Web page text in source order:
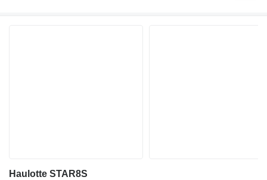
Haulotte STAR8S